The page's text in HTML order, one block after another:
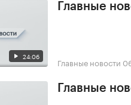
24:06
Главные
Главные новости
Главные